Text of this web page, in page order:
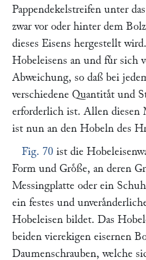
Pappendekelstreifen unter
zwar vor oder hinter dem
dieses Eisens hergestellt
Hobeleisens an und fuͤr sich
Abweichung, so daß bei
verschiedene Quantitaͤt und
erforderlich ist. Allen diesen
ist nun an den Hobeln des
Fig. 70 ist die
Form und Groͤße, an deren
Messingplatte oder ein Schuh
ein festes und
Hobeleisen bildet. Das
beiden vierekigen eisernen
Daumenschrauben, welche